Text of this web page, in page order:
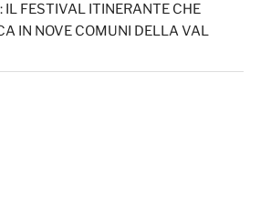
IL FESTIVAL ITINERANTE CHE
IN NOVE COMUNI DELLA VAL